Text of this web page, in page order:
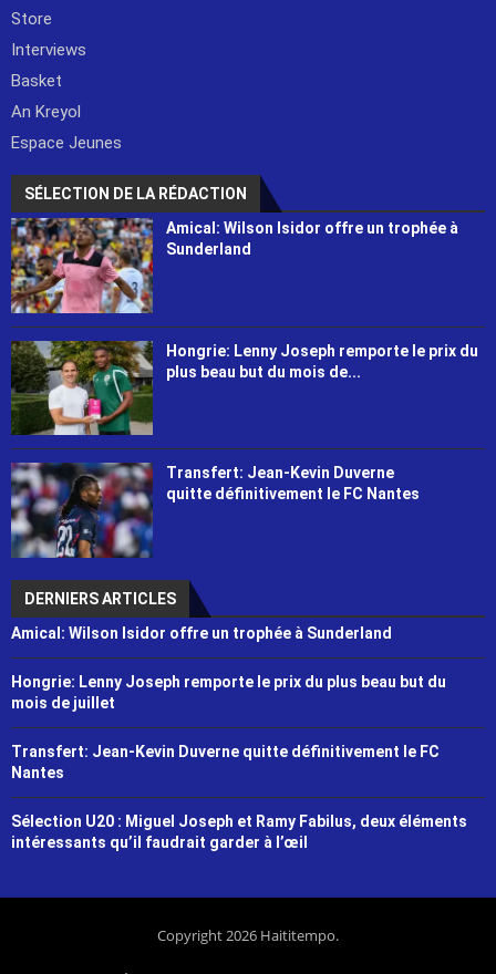
Store
Interviews
Basket
An Kreyol
Espace Jeunes
SÉLECTION DE LA RÉDACTION
Amical: Wilson Isidor offre un trophée à
Sunderland
Hongrie: Lenny Joseph remporte le prix du
plus beau but du mois de...
Transfert: Jean-Kevin Duverne
quitte définitivement le FC Nantes
DERNIERS ARTICLES
Amical: Wilson Isidor offre un trophée à Sunderland
Hongrie: Lenny Joseph remporte le prix du plus beau but du
mois de juillet
Transfert: Jean-Kevin Duverne quitte définitivement le FC
Nantes
Sélection U20 : Miguel Joseph et Ramy Fabilus, deux éléments
intéressants qu’il faudrait garder à l’œil
Copyright 2026 Haititempo.